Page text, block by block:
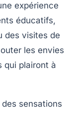
expérience
éducatifs,
des visites de
les envies
qui plairont à
des sensations